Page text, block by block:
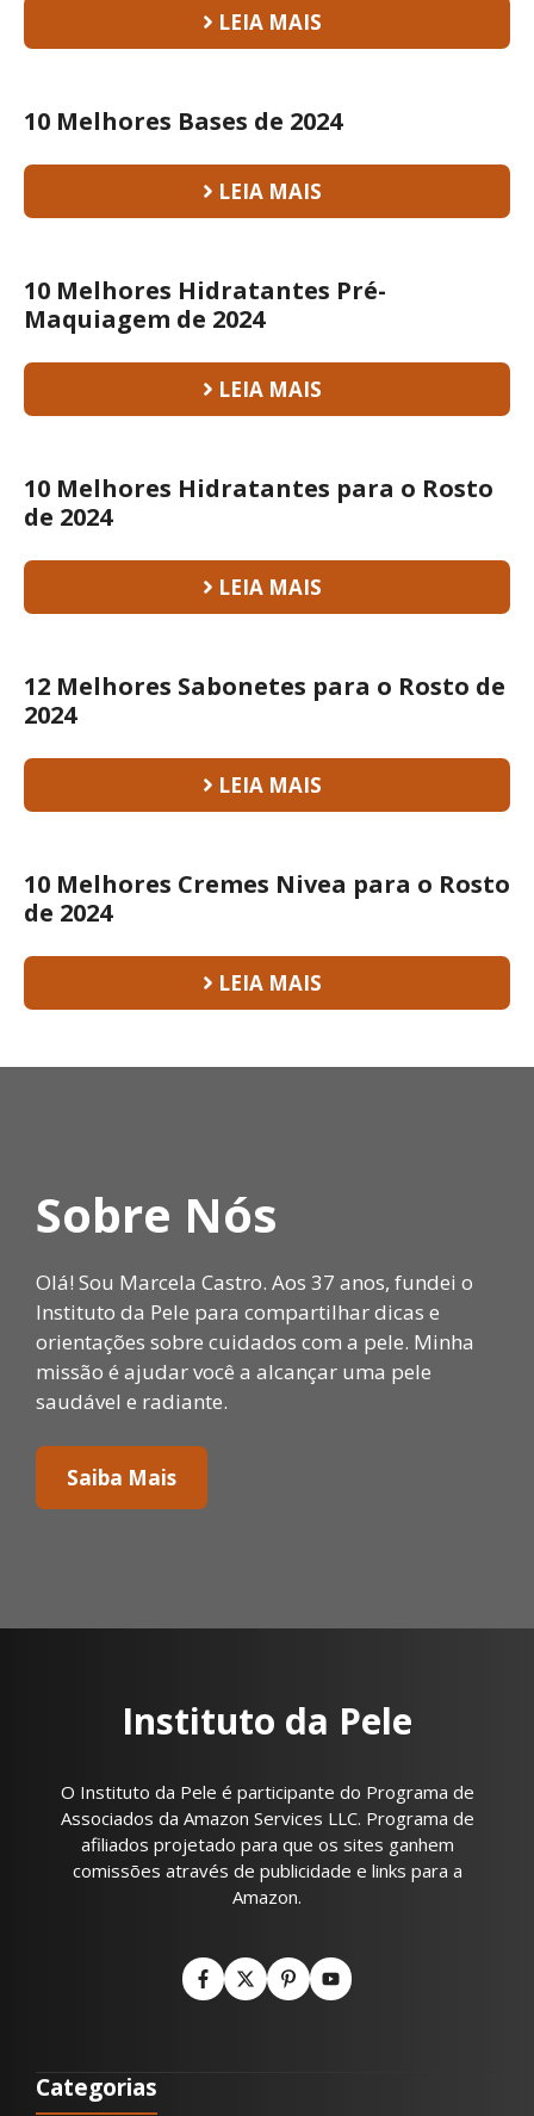
LEIA MAIS
10 Melhores Bases de 2024
LEIA MAIS
10 Melhores Hidratantes Pré-
Maquiagem de 2024
LEIA MAIS
10 Melhores Hidratantes para o Rosto
de 2024
LEIA MAIS
12 Melhores Sabonetes para o Rosto de
2024
LEIA MAIS
10 Melhores Cremes Nivea para o Rosto
de 2024
LEIA MAIS
Sobre Nós
Olá! Sou Marcela Castro. Aos 37 anos, fundei o
Instituto da Pele para compartilhar dicas e
orientações sobre cuidados com a pele. Minha
missão é ajudar você a alcançar uma pele
saudável e radiante.
Saiba Mais
Instituto da Pele
O Instituto da Pele é participante do Programa de
Associados da Amazon Services LLC. Programa de
afiliados projetado para que os sites ganhem
comissões através de publicidade e links para a
Amazon.
Categorias